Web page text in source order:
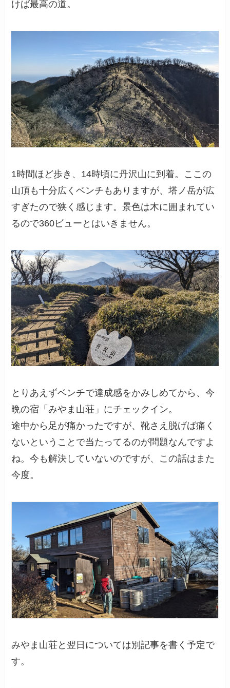
けば最高の道。
1時間ほど歩き、14時頃に丹沢山に到着。ここの
山頂も十分広くベンチもありますが、塔ノ岳が広
すぎたので狭く感じます。景色は木に囲まれてい
るので360ビューとはいきません。
とりあえずベンチで達成感をかみしめてから、今
晩の宿「みやま山荘」にチェックイン。
途中から足が痛かったですが、靴さえ脱げば痛く
ないということで当たってるのが問題なんですよ
ね。今も解決していないのですが、この話はまた
今度。
みやま山荘と翌日については別記事を書く予定で
す。